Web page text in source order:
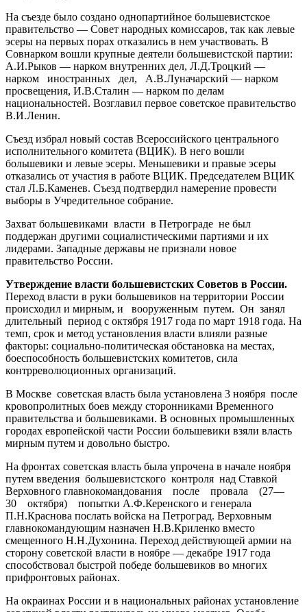
На съезде было создано однопартийное большевистское
правительство — Совет народных комиссаров, так как левые
эсеры на первых порах отказались в нем участвовать. В
Совнарком вошли крупные деятели большевистской партии:
А.И.Рыков — нарком внутренних дел, Л.Д.Троцкий —
нарком иностранных дел, А.В.Луначарский — нарком
просвещения, И.В.Сталин — нарком по делам
национальностей. Возглавил первое советское правительство
В.И.Ленин.
Съезд избрал новый состав Всероссийского центрального
исполнительного комитета (ВЦИК). В него вошли
большевики и левые эсеры. Меньшевики и правые эсеры
отказались от участия в работе ВЦИК. Председателем ВЦИК
стал Л.Б.Каменев. Съезд подтвердил намерение провести
выборы в Учредительное собрание.
Захват большевиками власти в Петрограде не был
поддержан другими социалистическими партиями и их
лидерами. Западные державы не признали новое
правительство России.
Утверждение власти большевистских Советов в России.
Пере­ход власти в руки большевиков на территории России
происходил и мирным, и вооруженным путем. Он занял
длительный период с октября 1917 года по март 1918 года. На
темп, срок и метод установления власти влияли разные
факторы: социально-политическая обстановка на местах,
боеспособность большевистских комитетов, сила
контрреволюционных организаций.
В Москве советская власть была установлена 3 ноября после
кровопролитных боев между сторонниками Временного
правительства и большевиками. В основных промышленных
городах европейской части России большевики взяли власть
мирным путем и довольно быстро.
На фронтах советская власть была упрочена в начале ноября
путем введения большевистского контроля над Ставкой
Верховного главнокомандования после провала (27—
30 октября) попытки А.Ф.Керенского и генерала
П.Н.Краснова послать войска на Петроград. Верховным
главнокомандующим назначен Н.В.Криленко вместо
смещенного Н.Н.Духонина. Переход действующей армии на
сторону советской власти в ноябре — декабре 1917 года
способствовал быстрой победе большевиков во многих
прифронтовых районах.
На окраинах России и в национальных районах установление